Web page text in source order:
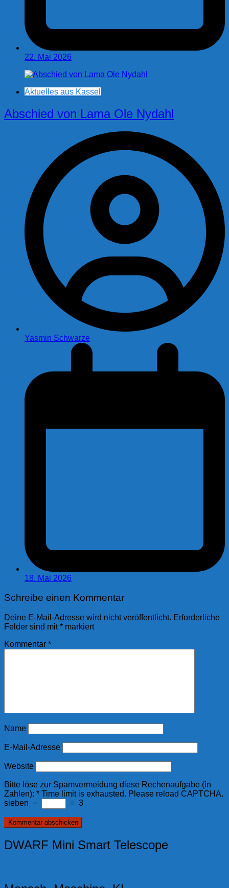
22. Mai 2026
Aktuelles aus Kassel
Abschied von Lama Ole Nydahl
Yasmin Schwarze
18. Mai 2026
Schreibe einen Kommentar
Deine E-Mail-Adresse wird nicht veröffentlicht. Erforderliche
Felder sind mit* markiert
Kommentar *
Name
E-Mail-Adresse
Website
Bitte löse zur Spamvermeidung diese Rechenaufgabe (in
Zahlen): * Time limit is exhausted. Please reload CAPTCHA.
sieben − = 3
DWARF Mini Smart Telescope